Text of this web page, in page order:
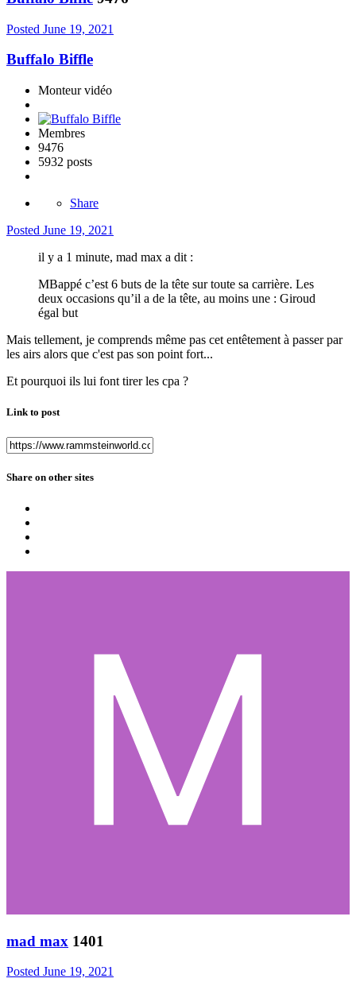
Posted June 19, 2021
Buffalo Biffle
Monteur vidéo
Membres
9476
5932 posts
Share
Posted June 19, 2021
il y a 1 minute, mad max a dit :
MBappé c’est 6 buts de la tête sur toute sa carrière. Les
deux occasions qu’il a de la tête, au moins une : Giroud
égal but
Mais tellement, je comprends même pas cet entêtement à passer par
les airs alors que c'est pas son point fort...
Et pourquoi ils lui font tirer les cpa ?
Link to post
Share on other sites
mad max 1401
Posted June 19, 2021